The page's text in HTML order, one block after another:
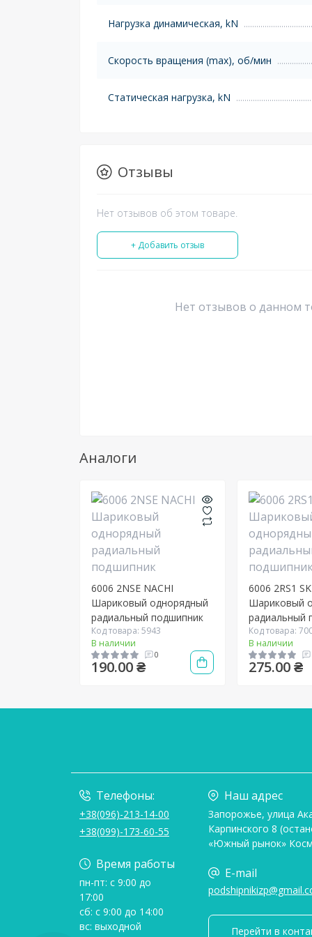
Нагрузка динамическая, kN
Скорость вращения (max), об/мин
Статическая нагрузка, kN
Отзывы
Нет отзывов об этом товаре.
+ Добавить отзыв
Нет отзывов о данном
Аналоги
6006 2NSE NACHI
Шариковый однорядный
радиальный подшипник
Код товара: 5943
В наличии
0
190.00 ₴
6006 2RS1
Шариковый
радиальный
Код товара:
В наличии
275.00 ₴
Телефоны:
+38(096)-213-14-00
+38(099)-173-60-55
Время работы
пн-пт: с 9:00 до
17:00
сб: с 9:00 до 14:00
вс: выходной
Наш адрес
Запорожье, улица
Карпинского 8
«Южный рынок»
E-mail
Перейти в